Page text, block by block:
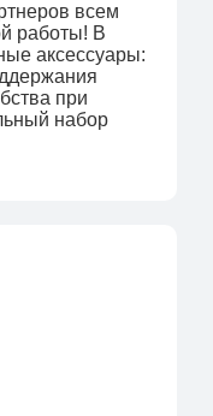
всем
работы! В
аксессуары:
при
набор